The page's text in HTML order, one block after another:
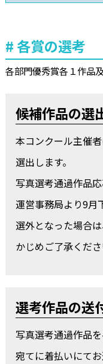
各賞の選考
各部門優秀賞各１作品
候補作品の選
本コンクール主催
選出します。
写真選考通過作品
運営事務局より9月
選外となった場合
かじめご了承くださ
選考作品の送
写真選考通過作品
宛てに着払いにてお